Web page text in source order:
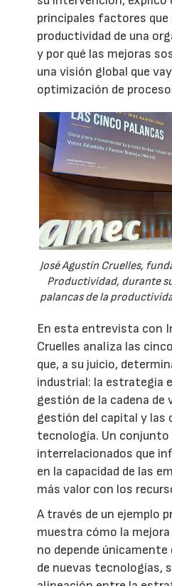
principales factores que
productividad de una
y por qué las mejoras
una visión global que
optimización de
José Agustín Cruelles,
Productividad, durante
palancas de la
En esta entrevista con
Cruelles analiza las
que, a su juicio,
industrial: la estrategia
gestión de la cadena de
gestión del capital y las
tecnología. Un conjunto
interrelacionados que
en la capacidad de las
más valor con los
A través de un ejemplo
muestra cómo la
no depende
de nuevas tecnologías,